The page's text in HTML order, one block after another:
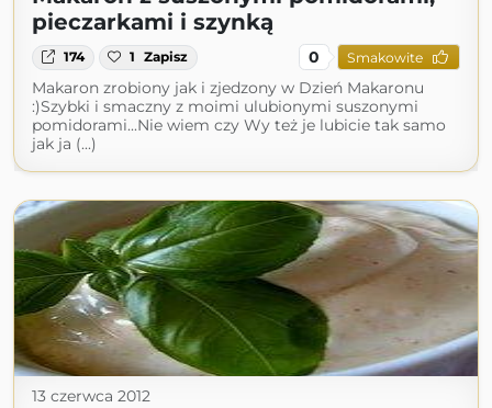
pieczarkami i szynką
174 1 Zapisz 0 Smakowite
Makaron zrobiony jak i zjedzony w Dzień Makaronu
:)Szybki i smaczny z moimi ulubionymi suszonymi
pomidorami...Nie wiem czy Wy też je lubicie tak samo
jak ja (...)
13 czerwca 2012